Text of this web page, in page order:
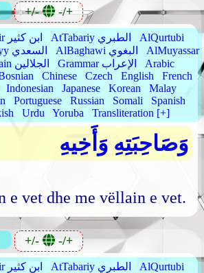
+/- -/+
IbnKathir ابن كثير AtTabariy الطبري
AlQurtubi
AsSaadiyy السعدي AlBaghawi البغوي
AlMuyassar
AlJalalain الجلالين Grammar الإعراب
Arabic
Chinese Czech English
French
Indonesian Japanese Korean
Malay
Portuguese Russian Somali
Spanish
Urdu Yoruba Transliteration [+]
وَصَاحِبَتِهِ وَأَخِيهِ
e vet dhe me vëllain e vet.
+/- -/+
IbnKathir ابن كثير AtTabariy الطبري
AlQurtubi